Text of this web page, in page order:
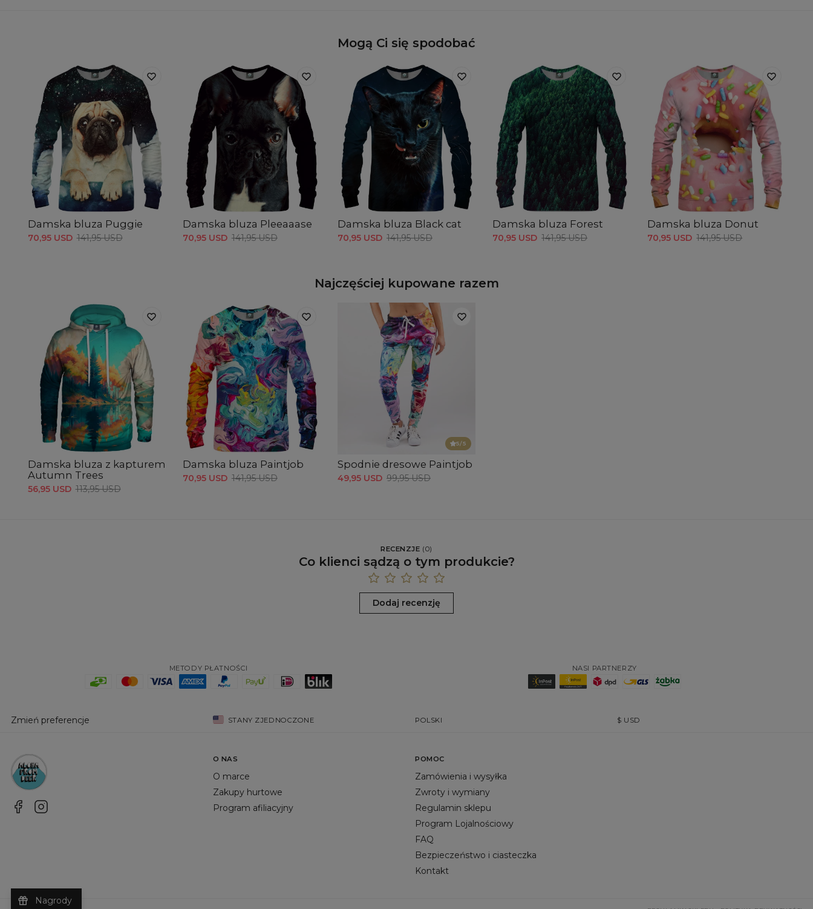
Mogą Ci się spodobać
Damska bluza Puggie
70,95 USD 141,95 USD
Damska bluza Pleeaaase
70,95 USD 141,95 USD
Damska bluza Black cat
70,95 USD 141,95 USD
Damska bluza Forest
70,95 USD 141,95 USD
Damska bluza Donut
70,95 USD 141,95 USD
Najczęściej kupowane razem
Damska bluza z kapturem
Autumn Trees
56,95 USD 113,95 USD
Damska bluza Paintjob
70,95 USD 141,95 USD
5/5
Spodnie dresowe Paintjob
49,95 USD 99,95 USD
RECENZJE (0)
Co klienci sądzą o tym produkcie?
Dodaj recenzję
METODY PŁATNOŚCI NASI PARTNERZY
Zmień preferencje STANY ZJEDNOCZONE POLSKI $ USD
O NAS
O marce
Zakupy hurtowe
Program afiliacyjny
POMOC
Zamówienia i wysyłka
Zwroty i wymiany
Regulamin sklepu
Program Lojalnościowy
FAQ
Bezpieczeństwo i ciasteczka
Kontakt
Nagrody